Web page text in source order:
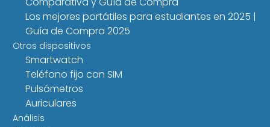
Los mejores portátiles para estudiantes en 2025 |
Guía de Compra 2025
Otros dispositivos
Smartwatch
Teléfono fijo con SIM
Pulsómetros
Auriculares
Análisis